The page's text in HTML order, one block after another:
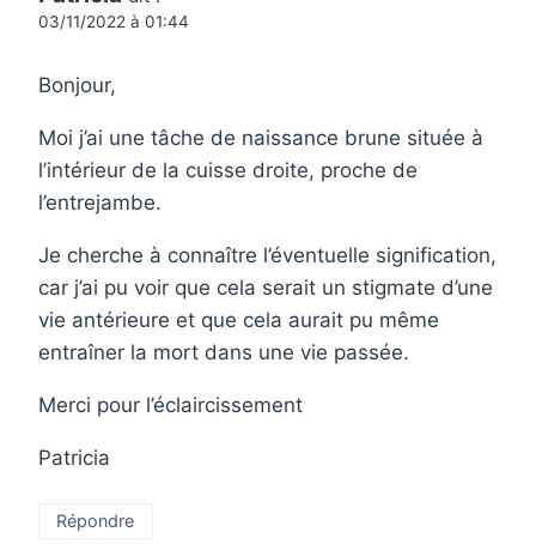
03/11/2022 à 01:44
Bonjour,
Moi j’ai une tâche de naissance brune située à
l’intérieur de la cuisse droite, proche de
l’entrejambe.
Je cherche à connaître l’éventuelle signification,
car j’ai pu voir que cela serait un stigmate d’une
vie antérieure et que cela aurait pu même
entraîner la mort dans une vie passée.
Merci pour l’éclaircissement
Patricia
Répondre